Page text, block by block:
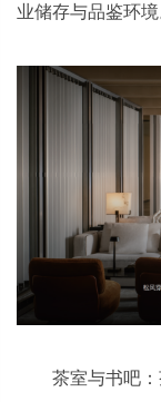
业储存与品鉴环境
茶室与书吧